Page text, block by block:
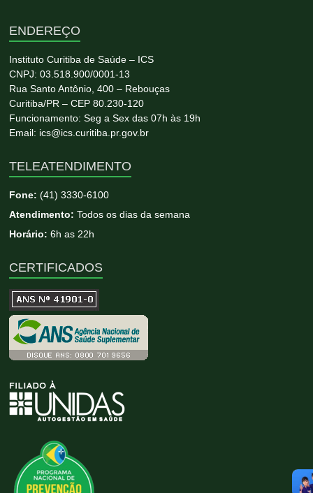
ENDEREÇO
Instituto Curitiba de Saúde – ICS
CNPJ: 03.518.900/0001-13
Rua Santo Antônio, 400 – Rebouças
Curitiba/PR – CEP 80.230-120
Funcionamento: Seg a Sex das 07h às 19h
Email: ics@ics.curitiba.pr.gov.br
TELEATENDIMENTO
Fone:(41) 3330-6100
Atendimento: Todos os dias da semana
Horário: 6h as 22h
CERTIFICADOS